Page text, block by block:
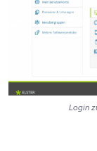
Login